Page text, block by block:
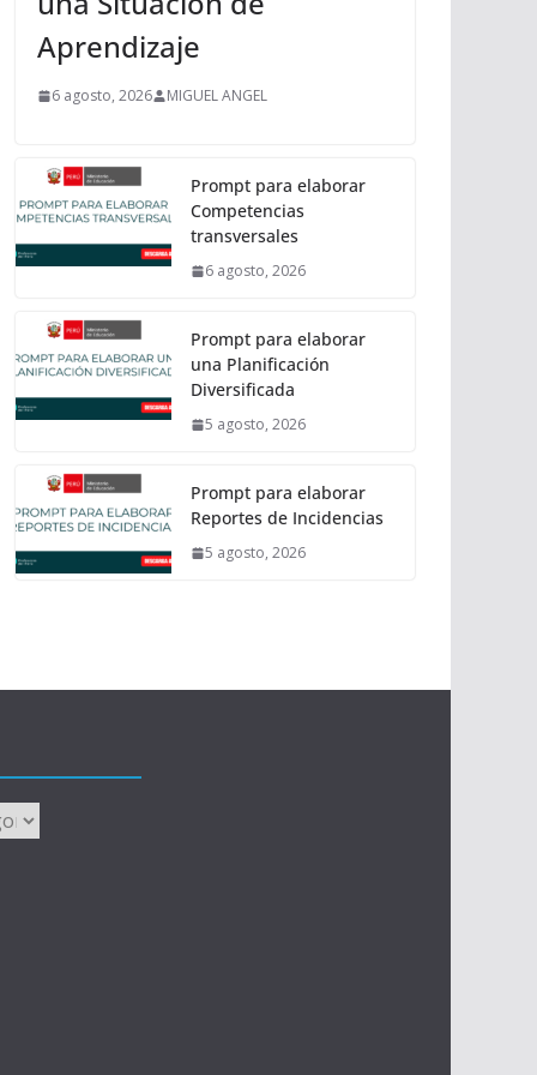
Aprendizaje
6 agosto, 2026 MIGUEL ANGEL
Prompt para elaborar
Competencias
transversales
6 agosto, 2026
Prompt para elaborar
una Planificación
Diversificada
5 agosto, 2026
Prompt para elaborar
Reportes de Incidencias
5 agosto, 2026